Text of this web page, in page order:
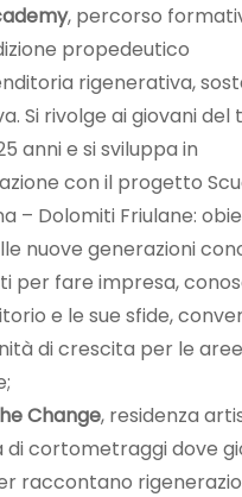
, percorso
propedeutico
rigenerativa,
Si rivolge ai giovani
anni e si sviluppa in
con il progetto
– Dolomiti Friulane:
nuove generazioni
per fare impresa,
e le sue sfide,
di crescita per le aree
Change, residenza
di cortometraggi dove
raccontano